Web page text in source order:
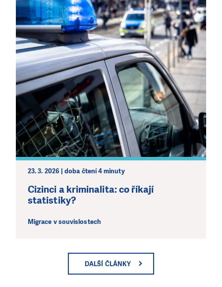
23. 3. 2026 | doba čtení 4 minuty
Cizinci a kriminalita: co říkají
statistiky?
Migrace v souvislostech
DALŠÍ ČLÁNKY